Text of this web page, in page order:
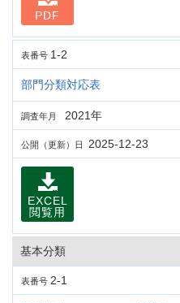
PDF
表番号 1-2
部門分類対応表
調査年月 2021年
公開（更新）日 2025-12-23
EXCEL
閲覧用
基本分類
表番号 2-1